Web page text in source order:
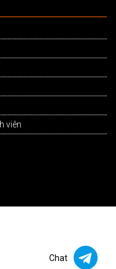
viên
Chat